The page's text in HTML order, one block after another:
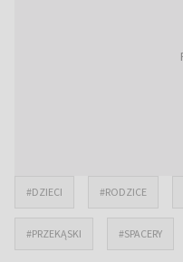
#DZIECI #RODZICE
#PRZEKĄSKI #SPACERY